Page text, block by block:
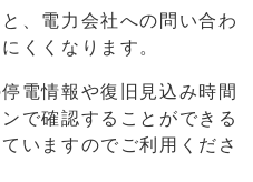
、電力会社への問い合わ
くくなります。
電情報や復旧見込み時間
で確認することができる
いますのでご利用くださ